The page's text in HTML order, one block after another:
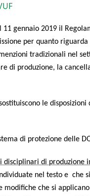
gen­na­io 2019 il
per quan­to
tra­di­zio­na­li nel
di pro­du­zio­ne, la
le
di pro­te­zio­ne del­le
disci­pli­na­ri di pro­du­zio­ne
nel testo e che
che si